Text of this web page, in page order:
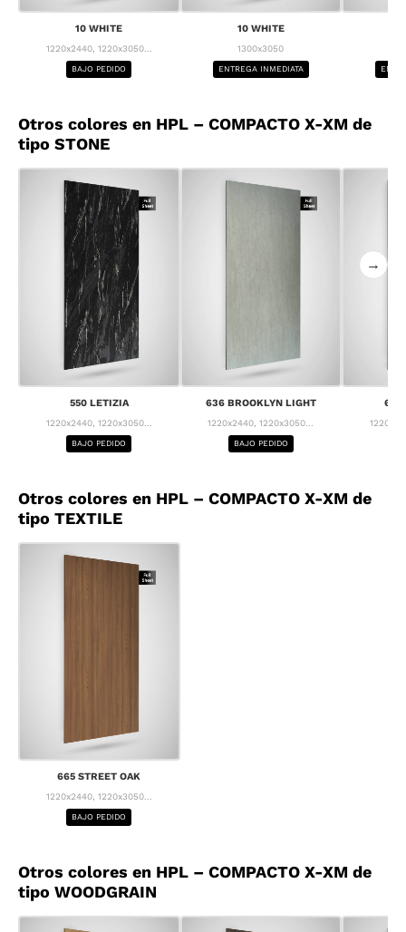
10 WHITE
1220x2440, 1220x3050...
BAJO PEDIDO
10 WHITE
1300x3050
ENTREGA INMEDIATA
Otros colores en HPL – COMPACTO X-XM de
tipo STONE
550 LETIZIA
1220x2440, 1220x3050...
BAJO PEDIDO
636 BROOKLYN LIGHT
1220x2440, 1220x3050...
BAJO PEDIDO
637
→
Otros colores en HPL – COMPACTO X-XM de
tipo TEXTILE
665 STREET OAK
1220x2440, 1220x3050...
BAJO PEDIDO
Otros colores en HPL – COMPACTO X-XM de
tipo WOODGRAIN